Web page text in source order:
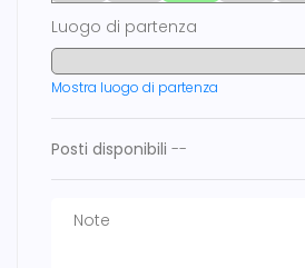
Luogo di partenza
Mostra luogo di partenza
Posti disponibili --